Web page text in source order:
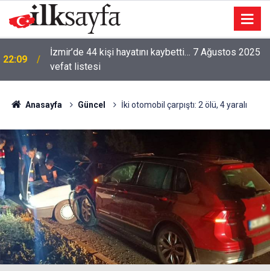
22:09
İzmir’de 44 kişi hayatını kaybetti… 7 Ağustos 2025
vefat listesi
Anasayfa Güncel İki otomobil çarpıştı: 2 ölü, 4 yaralı